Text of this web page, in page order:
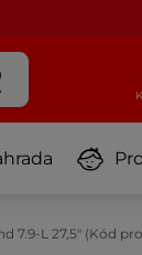
7.9-L 27,5" (Kód